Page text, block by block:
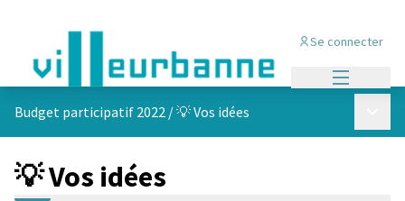
Se connecter
Budget participatif 2022 /💡 Vos idées
💡 Vos idées